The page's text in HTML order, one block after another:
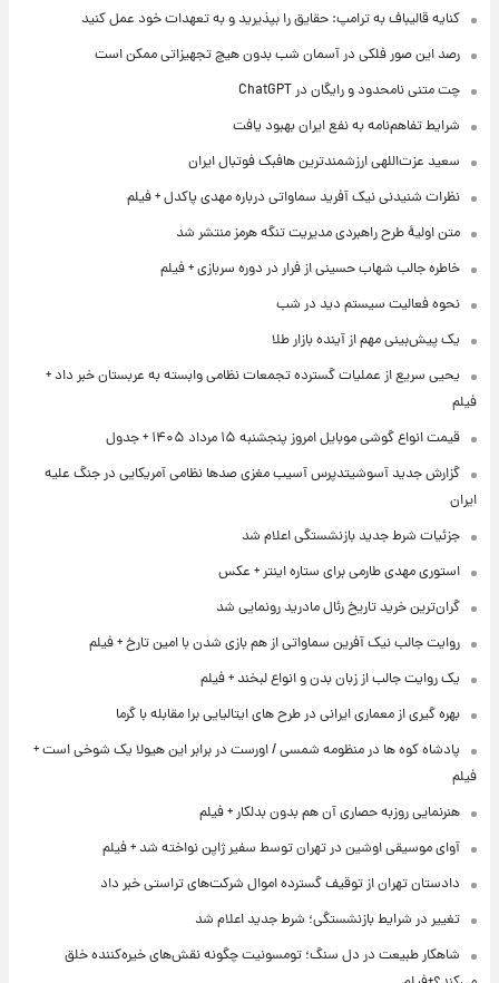
کنایه قالیباف به ترامپ: حقایق را بپذیرید و به تعهدات خود عمل کنید
رصد این صور فلکی در آسمان شب بدون هیچ تجهیزاتی ممکن است
چت متنی نامحدود و رایگان در ChatGPT
شرایط تفاهم‌نامه به نفع ایران بهبود یافت
سعید عزت‌اللهی ارزشمندترین هافبک فوتبال ایران
نظرات شنیدنی نیک آفرید سماواتی درباره مهدی پاکدل + فیلم
متن اولیۀ طرح راهبردی مدیریت تنگه هرمز منتشر شد
خاطره جالب شهاب حسینی از فرار در دوره سربازی + فیلم
نحوه فعالیت سیستم دید در شب
یک پیش‌بینی مهم از آینده بازار طلا
یحیی سریع از عملیات گسترده تجمعات نظامی وابسته به عربستان خبر داد +
فیلم
قیمت انواع گوشی موبایل امروز پنجشنبه ۱۵ مرداد ۱۴۰۵ + جدول
گزارش جدید آسوشیتدپرس آسیب مغزی صدها نظامی آمریکایی در جنگ علیه
ایران
جزئیات شرط جدید بازنشستگی اعلام شد
استوری مهدی طارمی برای ستاره اینتر + عکس
گران‌ترین خرید تاریخ رئال مادرید رونمایی شد
روایت جالب نیک آفرین سماواتی از هم بازی شدن با امین تارخ + فیلم
یک روایت جالب از زبان بدن و انواع لبخند + فیلم
بهره گیری از معماری ایرانی در طرح های ایتالیایی برا مقابله با گرما
پادشاه کوه ها در منظومه شمسی / اورست در برابر این هیولا یک شوخی است +
فیلم
هنرنمایی روزبه حصاری آن هم بدون بدلکار + فیلم
آوای موسیقی اوشین در تهران توسط سفیر ژاپن نواخته شد + فیلم
دادستان تهران از توقیف گسترده اموال شرکت‌های تراستی خبر داد
تغییر در شرایط بازنشستگی؛ شرط جدید اعلام شد
شاهکار طبیعت در دل سنگ؛ تومسونیت چگونه نقش‌های خیره‌کننده خلق